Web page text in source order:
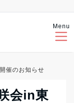
Menu
催のお知らせ
会in東